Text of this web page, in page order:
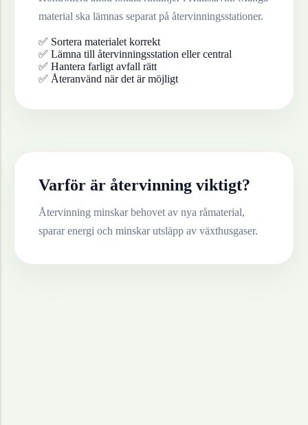
material ska lämnas separat på återvinningsstationer.
✅ Sortera materialet korrekt
✅ Lämna till återvinningsstation eller central
✅ Hantera farligt avfall rätt
✅ Återanvänd när det är möjligt
Varför är återvinning viktigt?
Återvinning minskar behovet av nya råmaterial,
sparar energi och minskar utsläpp av växthusgaser.